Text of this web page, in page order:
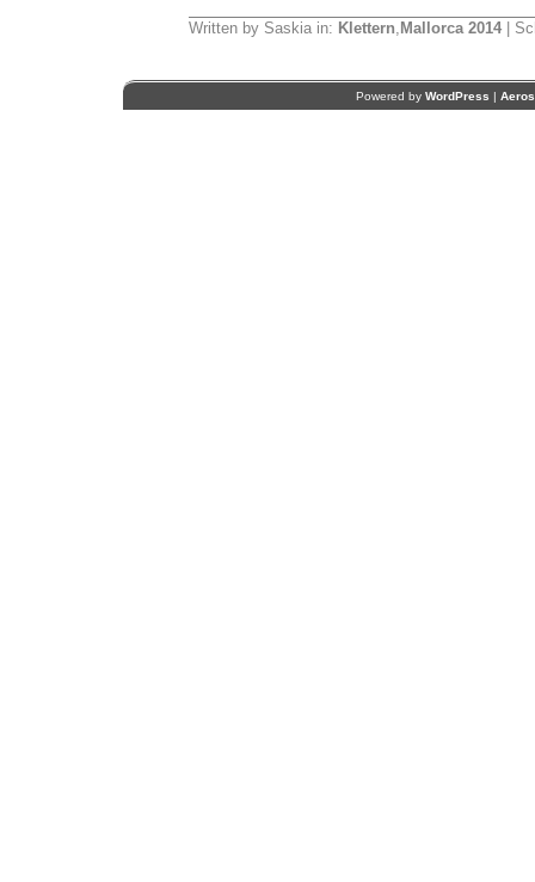
Written by Saskia in: Klettern, Mallorca 2014|
Powered by WordPress |